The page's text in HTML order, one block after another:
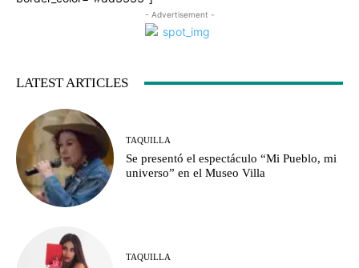
- Advertisement -
LATEST ARTICLES
TAQUILLA
Se presentó el espectáculo “Mi Pueblo, mi
universo” en el Museo Villa
TAQUILLA